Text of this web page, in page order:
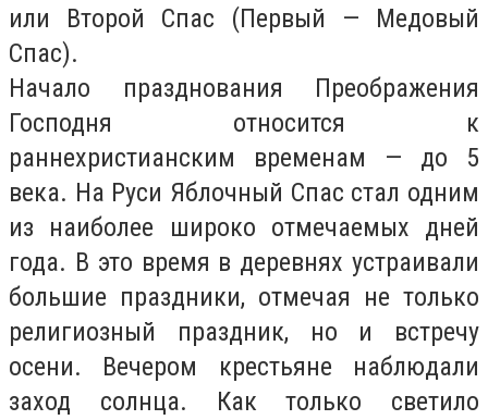
или Второй Спас (Первый — Медовый
Спас).
Начало празднования Преображения
Господня относится к
раннехристианским временам — до 5
века. На Руси Яблочный Спас стал одним
из наиболее широко отмечаемых дней
года. В это время в деревнях устраивали
большие праздники, отмечая не только
религиозный праздник, но и встречу
осени. Вечером крестьяне наблюдали
заход солнца. Как только светило